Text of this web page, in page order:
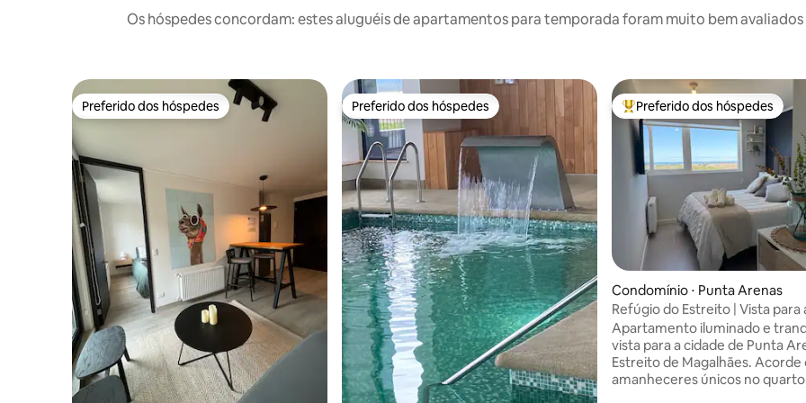
Os hóspedes concordam: estes aluguéis de apartamentos para temporada foram muito bem
Preferido dos hóspedes
Preferido dos hóspedes Preferido dos hóspedes
Preferido dos hóspedes Entre os melhores preferidos
Preferido dos hóspedes
Condomínio ⋅ Punta Arenas
Refúgio do Estreito | Vista para
aconchego
Apartamento iluminado e
vista para a cidade de Punta
Estreito de Magalhães. Acorde
amanheceres únicos no